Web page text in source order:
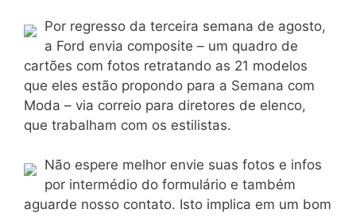
Por regresso da terceira semana de agosto,
a Ford envia composite – um quadro de
cartões com fotos retratando as 21 modelos
que eles estão propondo para a Semana com
Moda – via correio para diretores de elenco,
que trabalham com os estilistas.
Não espere melhor envie suas fotos e infos
por intermédio do formulário e também
aguarde nosso contato. Isto implica em um bom